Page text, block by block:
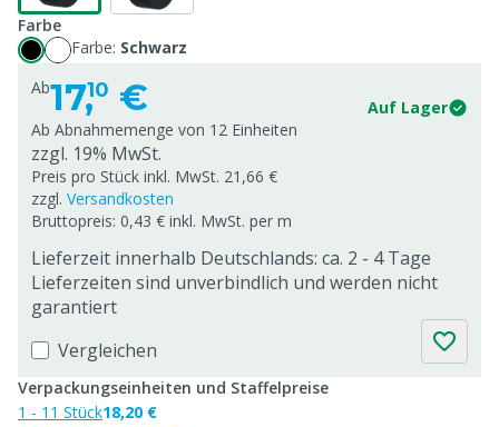
Farbe
Farbe: Schwarz
Ab17,10 €
Auf Lager
Ab Abnahmemenge von 12 Einheiten
zzgl. 19% MwSt.
Preis pro Stück inkl. MwSt. 21,66 €
zzgl. Versandkosten
Bruttopreis: 0,43 € inkl. MwSt. per m
Lieferzeit innerhalb Deutschlands: ca. 2 - 4 Tage
Lieferzeiten sind unverbindlich und werden nicht
garantiert
Vergleichen
Verpackungseinheiten und Staffelpreise
1 - 11 Stück18,20 €